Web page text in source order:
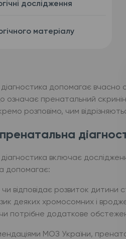
дослідження
матеріалу
допомагає вчасно
пренатальний
розповімо, чим
включає
допомагає:
відповідає розвиток дитини
деяких хромосомних і
чи потрібне додаткове
МОЗ України,